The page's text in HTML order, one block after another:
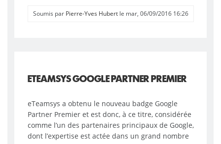
Soumis par Pierre-Yves Hubertle mar, 06/09/2016 16:26
ETEAMSYS GOOGLE PARTNER PREMIER
eTeamsys a obtenu le nouveau badge Google
Partner Premier et est donc, à ce titre, considérée
comme l’un des partenaires principaux de Google,
dont l’expertise est actée dans un grand nombre